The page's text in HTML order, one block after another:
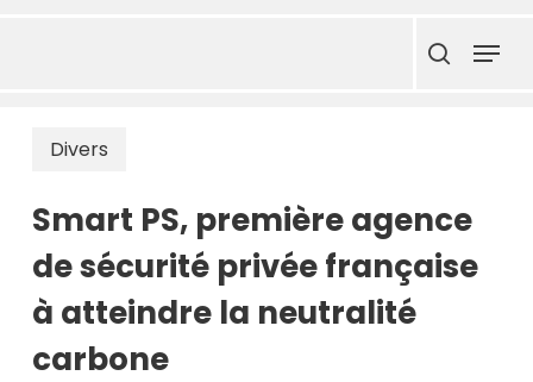
search
Menu
Divers
Smart PS, première agence
de sécurité privée française
à atteindre la neutralité
carbone